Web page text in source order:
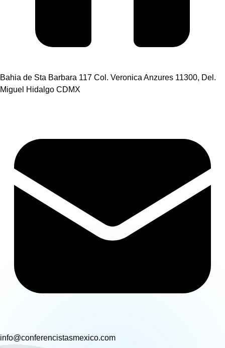
Bahia de Sta Barbara 117 Col. Veronica Anzures 11300, Del.
Miguel Hidalgo CDMX
info@conferencistasmexico.com